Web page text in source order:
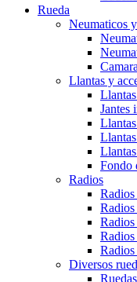
Rueda
Neumaticos
Llantas y
Jantes
Fondo
Radios
Diversos